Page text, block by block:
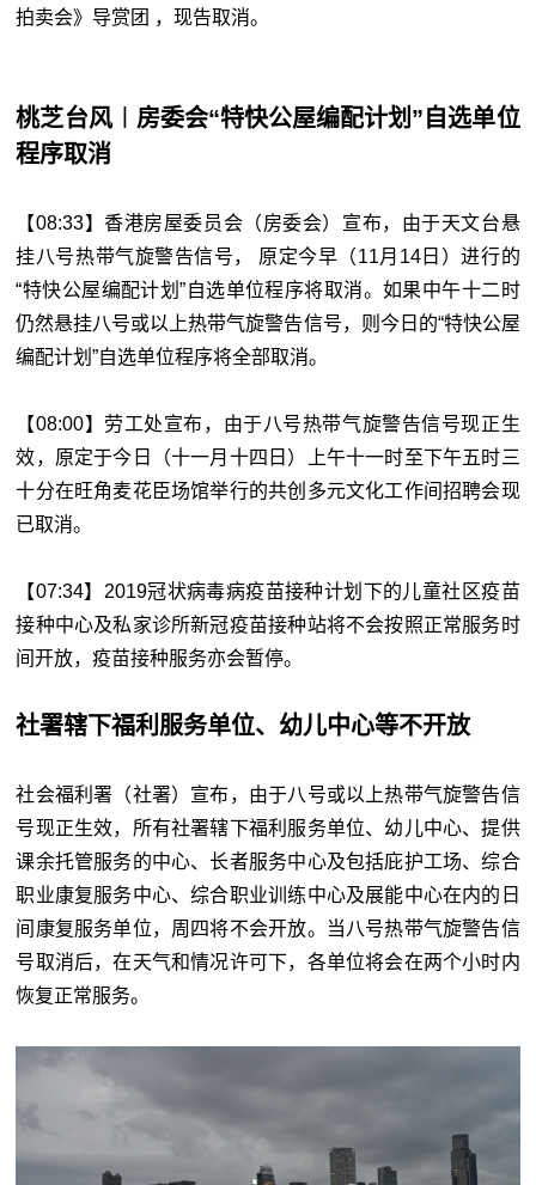
拍卖会》导赏团 ，现告取消。
桃芝台风︱房委会“特快公屋编配计划”自选单位
程序取消
【08:33】香港房屋委员会（房委会）宣布，由于天文台悬
挂八号热带气旋警告信号， 原定今早（11月14日）进行的
“特快公屋编配计划”自选单位程序将取消。如果中午十二时
仍然悬挂八号或以上热带气旋警告信号，则今日的“特快公屋
编配计划”自选单位程序将全部取消。
【08:00】劳工处宣布，由于八号热带气旋警告信号现正生
效，原定于今日（十一月十四日）上午十一时至下午五时三
十分在旺角麦花臣场馆举行的共创多元文化工作间招聘会现
已取消。
【07:34】2019冠状病毒病疫苗接种计划下的儿童社区疫苗
接种中心及私家诊所新冠疫苗接种站将不会按照正常服务时
间开放，疫苗接种服务亦会暂停。
社署辖下福利服务单位、幼儿中心等不开放
社会福利署（社署）宣布，由于八号或以上热带气旋警告信
号现正生效，所有社署辖下福利服务单位、幼儿中心、提供
课余托管服务的中心、长者服务中心及包括庇护工场、综合
职业康复服务中心、综合职业训练中心及展能中心在内的日
间康复服务单位，周四将不会开放。当八号热带气旋警告信
号取消后，在天气和情况许可下，各单位将会在两个小时内
恢复正常服务。